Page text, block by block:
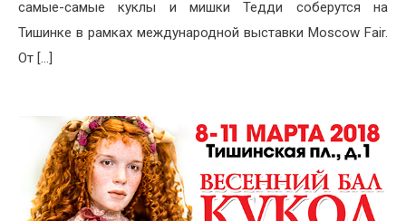
самые-самые куклы и мишки Тедди соберутся на
Тишинке в рамках международной выставки Moscow Fair.
От […]